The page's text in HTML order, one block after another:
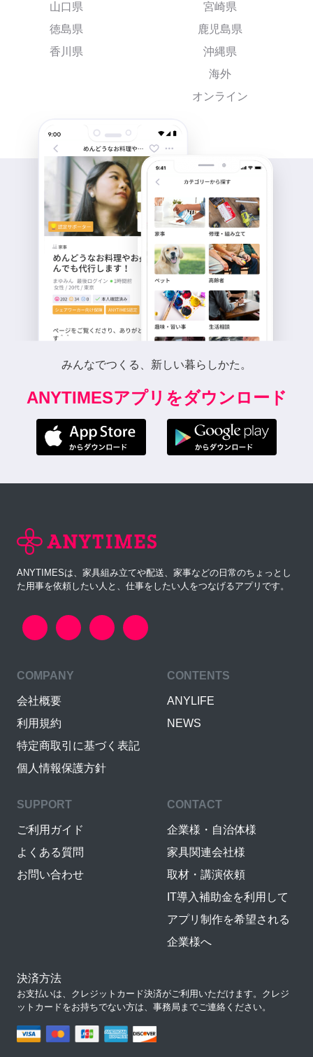
山口県
徳島県
香川県
宮崎県
鹿児島県
沖縄県
海外
オンライン
みんなでつくる、新しい暮らしかた。
ANYTIMESアプリをダウンロード
ANYTIMESは、家具組み立てや配送、家事などの日常のちょっとし
た用事を依頼したい人と、仕事をしたい人をつなげるアプリです。
COMPANY
会社概要
利用規約
特定商取引に基づく表記
個人情報保護方針
CONTENTS
ANYLIFE
NEWS
SUPPORT
ご利用ガイド
よくある質問
お問い合わせ
CONTACT
企業様・自治体様
家具関連会社様
取材・講演依頼
IT導入補助金を利用して
アプリ制作を希望される
企業様へ
決済方法
お支払いは、クレジットカード決済がご利用いただけます。クレジ
ットカードをお持ちでない方は、事務局までご連絡ください。